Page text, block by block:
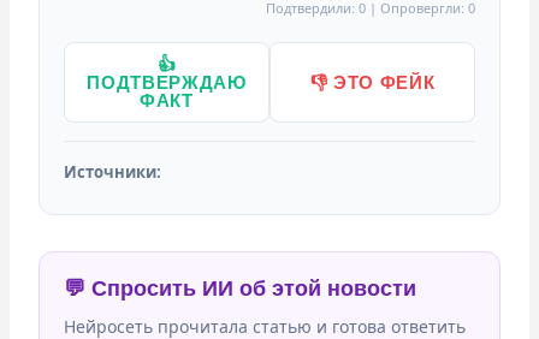
Подтвердили: 0 | Опровергли: 0
👍
ПОДТВЕРЖДАЮ
ФАКТ
👎 ЭТО ФЕЙК
Источники:
💬 Спросить ИИ об этой новости
Нейросеть прочитала статью и готова ответить